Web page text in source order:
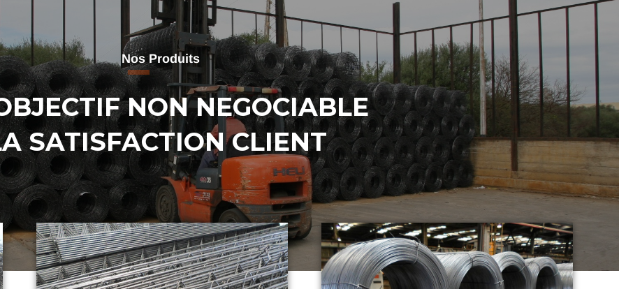
Nos Produits
NON NEGOCIABLE
SATISFACTION CLIENT